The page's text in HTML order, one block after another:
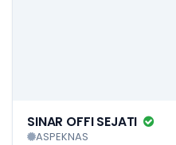
SINAR OFFI SEJATI
ASPEKNAS